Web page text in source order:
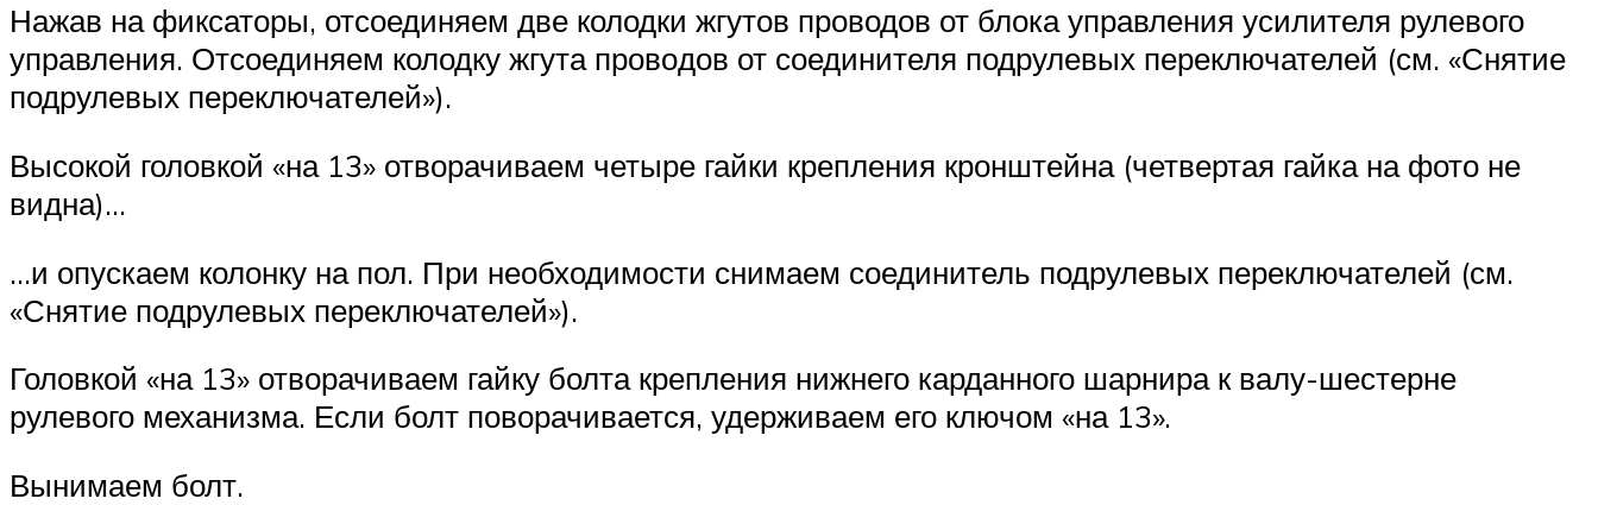
Нажав на фиксаторы, отсоединя­ем две колодки жгутов проводов от блока управления усилителя рулевого
управления. Отсоединяем колодку жгута прово­дов от соединителя подрулевых пе­реключателей (см. «Снятие
подрулевых пере­ключателей»).
Высокой головкой «на 13» отво­рачиваем четыре гайки крепле­ния кронштейна (четвертая гайка на фото не
видна)…
…и опускаем колонку на пол. При необходимости снимаем соеди­нитель подрулевых переключателей (см.
«Снятие подрулевых пере­ключателей»).
Головкой «на 13» отворачиваем гайку болта крепления нижнего карданного шарнира к валу-шестерне
рулевого механизма. Если болт поворачивается, удер­живаем его ключом «на 13».
Вынимаем болт.